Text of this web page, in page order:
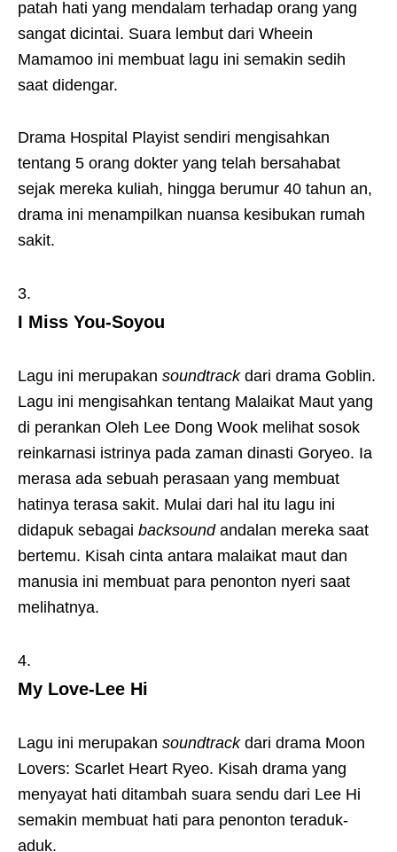
patah hati yang mendalam terhadap orang yang
sangat dicintai. Suara lembut dari Wheein
Mamamoo ini membuat lagu ini semakin sedih
saat didengar.
Drama Hospital Playist sendiri mengisahkan
tentang 5 orang dokter yang telah bersahabat
sejak mereka kuliah, hingga berumur 40 tahun an,
drama ini menampilkan nuansa kesibukan rumah
sakit.
I Miss You-Soyou
Lagu ini merupakan soundtrackdari drama Goblin.
Lagu ini mengisahkan tentang Malaikat Maut yang
di perankan Oleh Lee Dong Wook melihat sosok
reinkarnasi istrinya pada zaman dinasti Goryeo. Ia
merasa ada sebuah perasaan yang membuat
hatinya terasa sakit. Mulai dari hal itu lagu ini
didapuk sebagai backsoundandalan mereka saat
bertemu. Kisah cinta antara malaikat maut dan
manusia ini membuat para penonton nyeri saat
melihatnya.
My Love-Lee Hi
Lagu ini merupakan soundtrackdari drama Moon
Lovers: Scarlet Heart Ryeo. Kisah drama yang
menyayat hati ditambah suara sendu dari Lee Hi
semakin membuat hati para penonton teraduk-
aduk.